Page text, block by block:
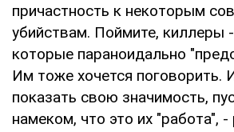
причастность к некоторым
убийствам. Поймите, киллеры
которые параноидально
Им тоже хочется поговорить.
показать свою значимость,
намеком, что это их "работа", -